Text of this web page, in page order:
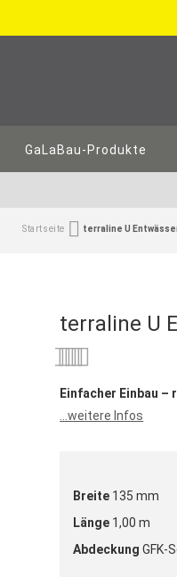
GaLaBau-Produkte
Startseite terraline U
terraline U
Einfacher Einbau
...weitere Infos
Breite 135 mm
Länge 1,00 m
Abdeckung GFK-